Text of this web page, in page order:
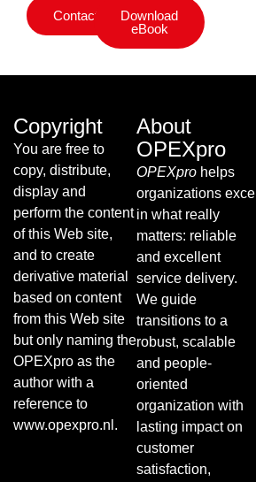
Contact
Download
eBook
Copyright
You are free to
copy, distribute,
display and
perform the content
of this Web site,
and to create
derivative material
based on content
from this Web site
but only naming the
OPEXpro as the
author with a
reference to
www.opexpro.nl.
About
OPEXpro
OPEXpro helps
organizations excel
in what really
matters: reliable
and excellent
service delivery.
We guide
transitions to a
robust, scalable
and people-
oriented
organization with
lasting impact on
customer
satisfaction,